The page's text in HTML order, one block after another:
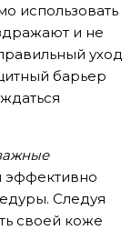
использовать
и не
уход
барьер
эффективно
Следуя
своей коже